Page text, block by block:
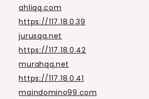
ahliqq.com
https://117.18.0.39
jurusqq.net
https://117.18.0.42
murahqq.net
https://117.18.0.41
maindomino99.com